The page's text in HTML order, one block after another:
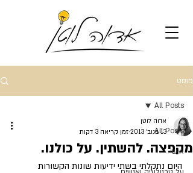
פוסט
All Posts
אישי
All Posts
מקפצה. להשתין. על כולנו.
אדוה לוטן
13 בנוב׳ 2013
זמן קריאה 3 דקות
היום נתקלתי בשתי ידיעות שונות הקשורות